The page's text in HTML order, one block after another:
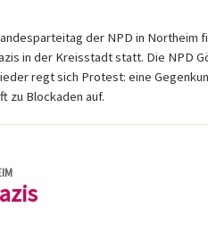
der NPD in Northeim
in der Kreisstadt statt. Die NPD
regt sich Protest: eine
zu Blockaden auf.